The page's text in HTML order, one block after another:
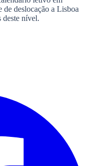
de deslocação a Lisboa
deste nível.